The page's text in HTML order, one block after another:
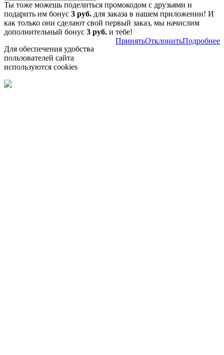
Ты тоже можешь поделиться промокодом с друзьями и
подарить им бонус 3 руб. для заказа в нашем приложении! И
как только они сделают свой первый заказ, мы начислим
дополнительный бонус 3 руб. и тебе!
Для обеспечения удобства
пользователей сайта
используются cookies
ПринятьОтклонитьПодробнее